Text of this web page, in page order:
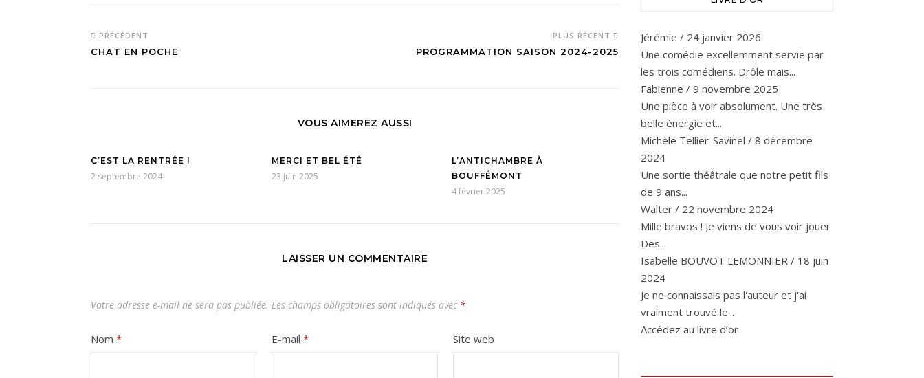
PRÉCÉDENT
CHAT EN POCHE
PLUS RÉCENT
PROGRAMMATION SAISON 2024-2025
VOUS AIMEREZ AUSSI
C’EST LA RENTRÉE !
2 septembre 2024
MERCI ET BEL ÉTÉ
23 juin 2025
L’ANTICHAMBRE À
BOUFFÉMONT
4 février 2025
LAISSER UN COMMENTAIRE
Votre adresse e-mail ne sera pas publiée. Les champs obligatoires sont indiqués avec *
Nom * E-mail* Site web
Jérémie / 24 janvier 2026
Une comédie excellemment servie par
les trois comédiens. Drôle mais...
Fabienne / 9 novembre 2025
Une pièce à voir absolument. Une très
belle énergie et...
Michèle Tellier-Savinel / 8 décembre
2024
Une sortie théâtrale que notre petit fils
de 9 ans...
Walter / 22 novembre 2024
Mille bravos ! Je viens de vous voir jouer
Des...
Isabelle BOUVOT LEMONNIER / 18 juin
2024
Je ne connaissais pas l'auteur et j'ai
vraiment trouvé le...
Accédez au livre d’or